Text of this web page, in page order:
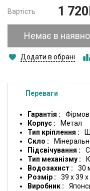
Вартість 1 720
Немає в
Додати в обрані
Переваги
Гарантія
Корпус
Метал
Тип кріплення
Скло
Підсвічування
Тип механізму
Водозахист
30
Розмір
39 x 39
Виробник